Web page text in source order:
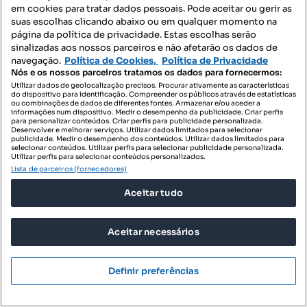
55,96 €/m²
Rua de Antela, Lavra, Perafita, Lavra e Santa Cruz do Bispo, Matosinhos, Porto
Preço por metro quadrado
em cookies para tratar dados pessoais. Pode aceitar ou gerir as
suas escolhas clicando abaixo ou em qualquer momento na
página da política de privacidade. Estas escolhas serão
sinalizadas aos nossos parceiros e não afetarão os dados de
navegação. Política de Cookies, Política de Privacidade
Nós e os nossos parceiros tratamos os dados para fornecermos:
Utilizar dados de geolocalização precisos. Procurar ativamente as características
do dispositivo para identificação. Compreender os públicos através de estatísticas
ou combinações de dados de diferentes fontes. Armazenar e/ou aceder a
informações num dispositivo. Medir o desempenho da publicidade. Criar perfis
para personalizar conteúdos. Criar perfis para publicidade personalizada.
Desenvolver e melhorar serviços. Utilizar dados limitados para selecionar
publicidade. Medir o desempenho dos conteúdos. Utilizar dados limitados para
selecionar conteúdos. Utilizar perfis para selecionar publicidade personalizada.
Utilizar perfis para selecionar conteúdos personalizados.
Lista de parceiros (fornecedores)
Aceitar tudo
Aceitar necessários
Definir preferências